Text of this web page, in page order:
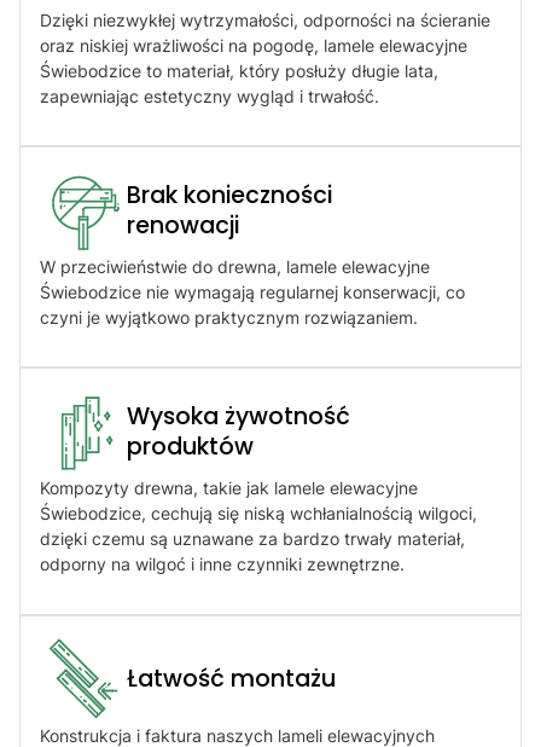
Dzięki niezwykłej wytrzymałości, odporności na ścieranie
oraz niskiej wrażliwości na pogodę, lamele elewacyjne
Świebodzice to materiał, który posłuży długie lata,
zapewniając estetyczny wygląd i trwałość.
Brak konieczności
renowacji​
W przeciwieństwie do drewna, lamele elewacyjne
Świebodzice nie wymagają regularnej konserwacji, co
czyni je wyjątkowo praktycznym rozwiązaniem.
Wysoka żywotność
produktów​
Kompozyty drewna, takie jak lamele elewacyjne
Świebodzice, cechują się niską wchłanialnością wilgoci,
dzięki czemu są uznawane za bardzo trwały materiał,
odporny na wilgoć i inne czynniki zewnętrzne.
Łatwość montażu​
Konstrukcja i faktura naszych lameli elewacyjnych